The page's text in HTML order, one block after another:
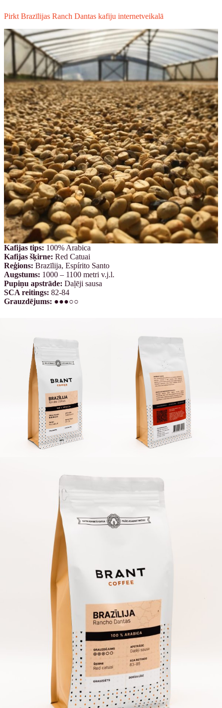
Pirkt Brazīlijas Ranch Dantas kafiju internetveikalā
Kafijas tips: 100% Arabica
Kafijas šķirne: Red Catuai
Reģions: Brazīlija, Espírito Santo
Augstums: 1000 – 1100 metri v.j.l.
Pupiņu apstrāde: Daļēji sausa
SCA reitings: 82-84
Grauzdējums: ●●●○○